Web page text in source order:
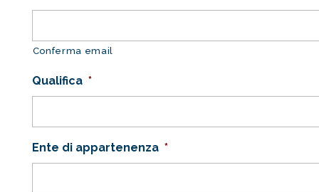
Conferma email
Qualifica *
Ente di appartenenza *